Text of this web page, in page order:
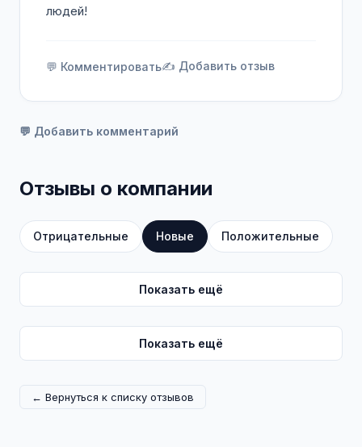
людей!
💬 Комментировать✍️ Добавить отзыв
💬 Добавить комментарий
Отзывы о компании
Отрицательные Новые Положительные
Показать ещё
Показать ещё
← Вернуться к списку отзывов